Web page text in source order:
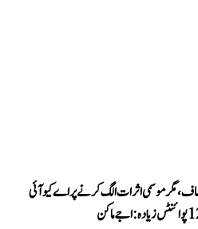
صاف، مگر موسمی اثرات الگ کرنے پر اے کیو آئی